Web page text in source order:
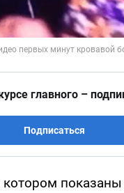
главного –
Подписаться
котором